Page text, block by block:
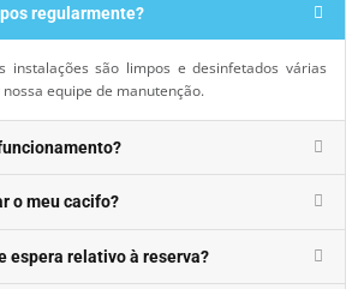
regularmente?
instalações são limpos e desinfetados várias
equipe de manutenção.
o meu cacifo?
espera relativo à reserva?